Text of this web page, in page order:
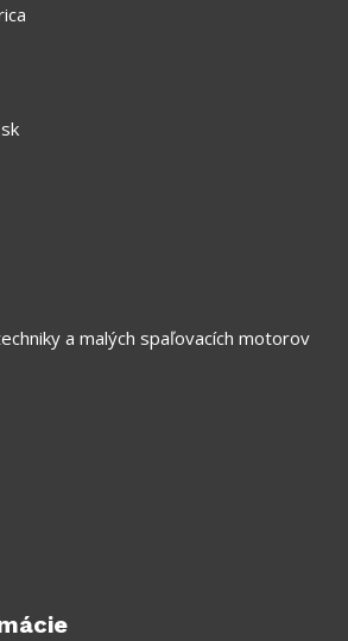
a malých spaľovacích motorov